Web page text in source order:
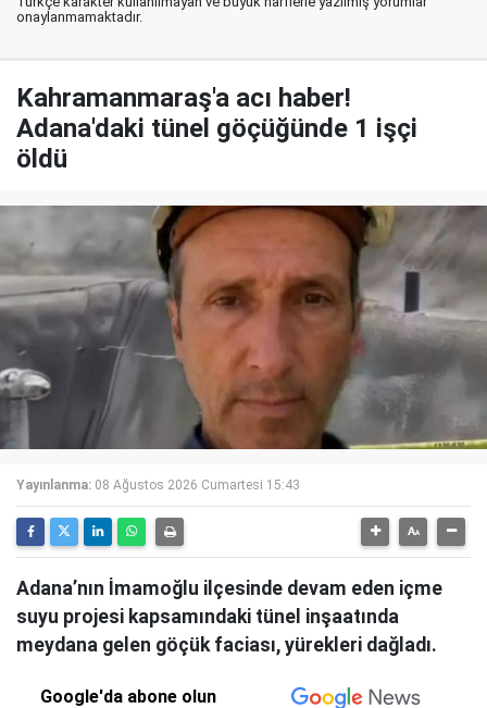
onaylanmamaktadır.
Kahramanmaraş'a acı haber!
Adana'daki tünel göçüğünde 1 işçi
öldü
Yayınlanma: 08 Ağustos 2026 Cumartesi 15:43
Adana’nın İmamoğlu ilçesinde devam eden içme
suyu projesi kapsamındaki tünel inşaatında
meydana gelen göçük faciası, yürekleri dağladı.
Google'da abone olun